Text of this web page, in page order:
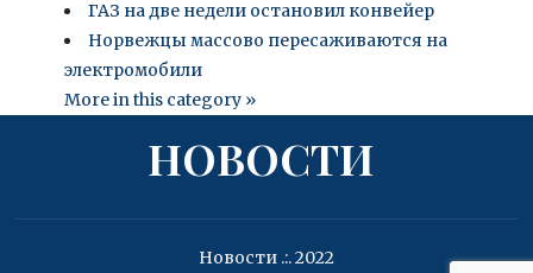
ГАЗ на две недели остановил конвейер
Норвежцы массово пересаживаются на
электромобили
More in this category »
НОВОСТИ
Новости .:. 2022